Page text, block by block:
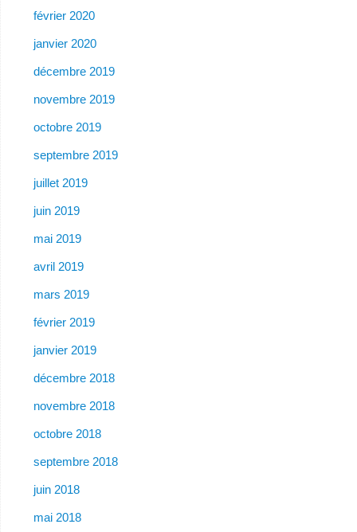
février 2020
janvier 2020
décembre 2019
novembre 2019
octobre 2019
septembre 2019
juillet 2019
juin 2019
mai 2019
avril 2019
mars 2019
février 2019
janvier 2019
décembre 2018
novembre 2018
octobre 2018
septembre 2018
juin 2018
mai 2018